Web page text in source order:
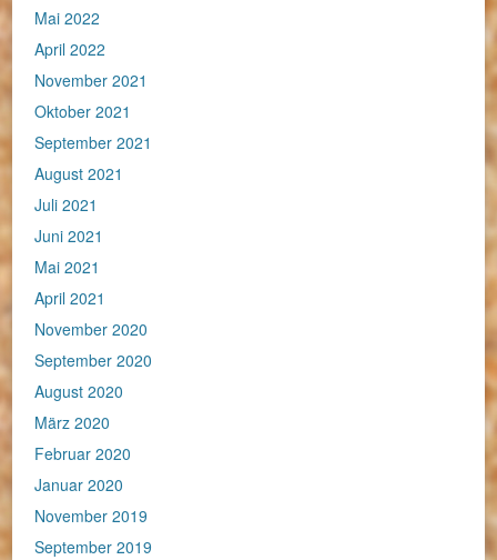
Mai 2022
April 2022
November 2021
Oktober 2021
September 2021
August 2021
Juli 2021
Juni 2021
Mai 2021
April 2021
November 2020
September 2020
August 2020
März 2020
Februar 2020
Januar 2020
November 2019
September 2019